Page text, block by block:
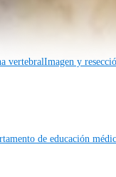
vertebralImagen y
de educación